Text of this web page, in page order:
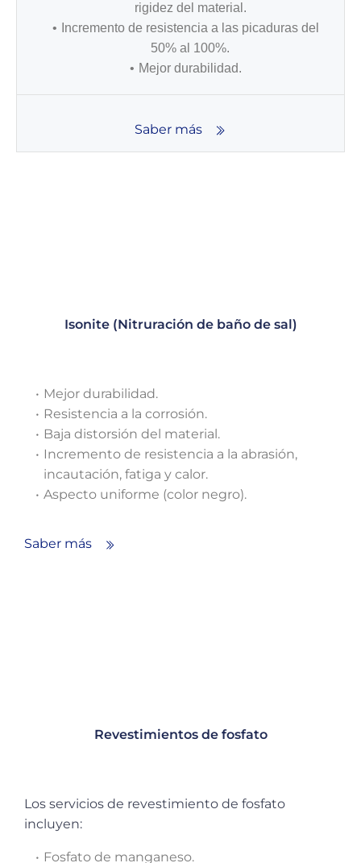
rigidez del material.
Incremento de resistencia a las picaduras del
50% al 100%.
Mejor durabilidad.
Saber más
Isonite (Nitruración de baño de sal)
Mejor durabilidad.
Resistencia a la corrosión.
Baja distorsión del material.
Incremento de resistencia a la abrasión,
incautación, fatiga y calor.
Aspecto uniforme (color negro).
Saber más
Revestimientos de fosfato
Los servicios de revestimiento de fosfato
incluyen:
Fosfato de manganeso.